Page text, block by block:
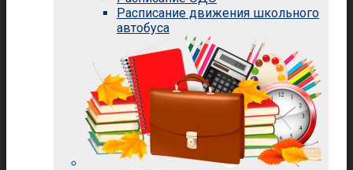
Расписание движения школьного
автобуса